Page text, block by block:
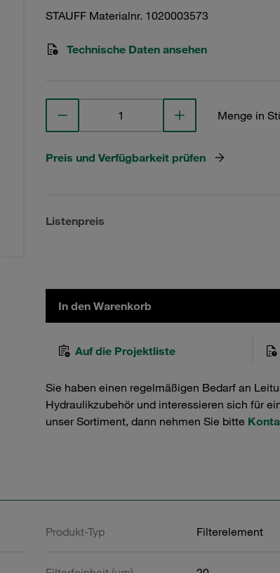
STAUFF Materialnr. 1020003573
Technische Daten ansehen
Menge in
Preis und Verfügbarkeit prüfen
Listenpreis
In den Warenkorb
Auf die Projektliste
Sie haben einen regelmäßigen Bedarf an
Hydraulikzubehör und interessieren sich für
unser Sortiment, dann nehmen Sie bitte
Produkt-Typ Filterelement